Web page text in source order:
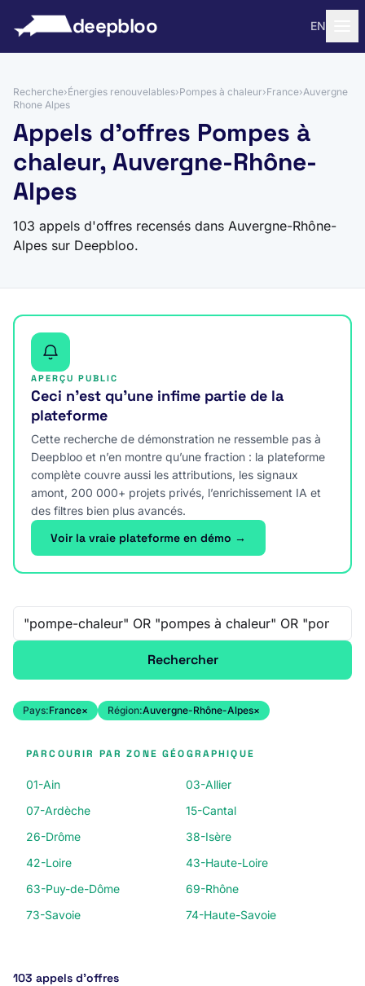
deepbloo EN
Recherche›Énergies renouvelables›Pompes à chaleur›France›Auvergne
Rhone Alpes
Appels d'offres Pompes à
chaleur, Auvergne-Rhône-
Alpes
103 appels d'offres recensés dans Auvergne-Rhône-
Alpes sur Deepbloo.
APERÇU PUBLIC
Ceci n’est qu’une infime partie de la
plateforme
Cette recherche de démonstration ne ressemble pas à
Deepbloo et n’en montre qu’une fraction : la plateforme
complète couvre aussi les attributions, les signaux
amont, 200 000+ projets privés, l’enrichissement IA et
des filtres bien plus avancés.
Voir la vraie plateforme en démo →
Recherche libre
Rechercher
Pays:France× Région:Auvergne-Rhône-Alpes×
PARCOURIR PAR ZONE GÉOGRAPHIQUE
01-Ain
03-Allier
07-Ardèche
15-Cantal
26-Drôme
38-Isère
42-Loire
43-Haute-Loire
63-Puy-de-Dôme
69-Rhône
73-Savoie
74-Haute-Savoie
103 appels d’offres